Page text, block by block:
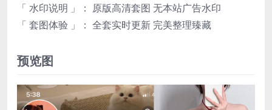
「 水印说明 」： 原版高清套图 无本站广告水印
「 套图体验 」： 全套实时更新 完美整理臻藏
预览图